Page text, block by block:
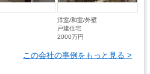
洋室/和室/外壁
戸建住宅
2000万円
この会社の事例をもっと見る >